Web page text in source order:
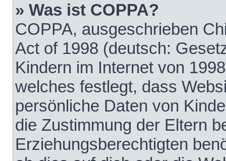
» Was ist COPPA?
COPPA, ausgeschrieben
Act of 1998 (deutsch:
Kindern im Internet von
welches festlegt, dass
persönliche Daten von
die Zustimmung der Eltern
Erziehungsberechtigten